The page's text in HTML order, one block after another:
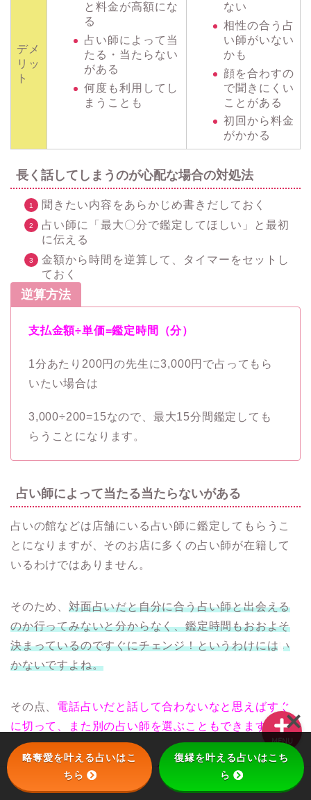
デメ
リッ
ト
と料金が高額にな
る
占い師によって当
たる・当たらない
がある
何度も利用してし
まうことも
ない
相性の合う占
い師がいない
かも
顔を合わすの
で聞きにくい
ことがある
初回から料金
がかかる
長く話してしまうのが心配な場合の対処法
聞きたい内容をあらかじめ書きだしておく
占い師に「最大〇分で鑑定してほしい」と最初
に伝える
金額から時間を逆算して、タイマーをセットし
ておく
逆算方法
支払金額÷単価=鑑定時間（分）
1分あたり200円の先生に3,000円で占ってもら
いたい場合は
3,000÷200=15なので、最大15分間鑑定しても
らうことになります。
占い師によって当たる当たらないがある
占いの館などは店舗にいる占い師に鑑定してもらうこ
とになりますが、そのお店に多くの占い師が在籍して
いるわけではありません。
そのため、 対面占いだと自分に合う占い師と出会える
のか行ってみないと分からなく、鑑定時間もおおよそ
決まっているのですぐにチェンジ！というわけにはい
かないですよね。
その点、 電話占いだと話して合わないなと思えばすぐ
に切って、また別の占い師を選ぶこともできます。
さらにヴェルニではオーディションで厳選された1,000
人を超える占い師が在籍しているので、あなたに合っ
待ち受け
MENU
復縁
待ち受け
略奪愛を叶える占いはこ
ちら
復縁を叶える占いはこち
ら